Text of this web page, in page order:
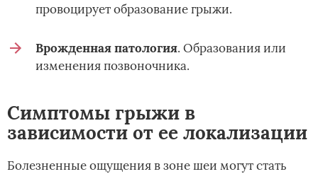
провоцирует образование грыжи.
Врожденная патология. Образования или
изменения позвоночника.
Симптомы грыжи в
зависимости от ее локализации
Болезненные ощущения в зоне шеи могут стать